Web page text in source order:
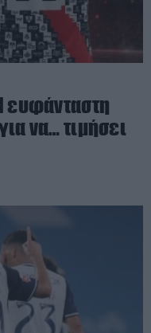
ευφάνταστη
να… τιμήσει